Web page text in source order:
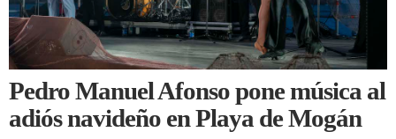
Pedro Manuel Afonso pone música al
adiós navideño en Playa de Mogán